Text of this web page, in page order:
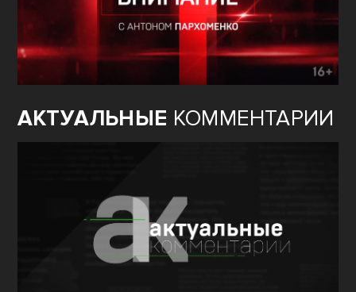
АКТУАЛЬНЫЕ КОММЕНТАРИИ